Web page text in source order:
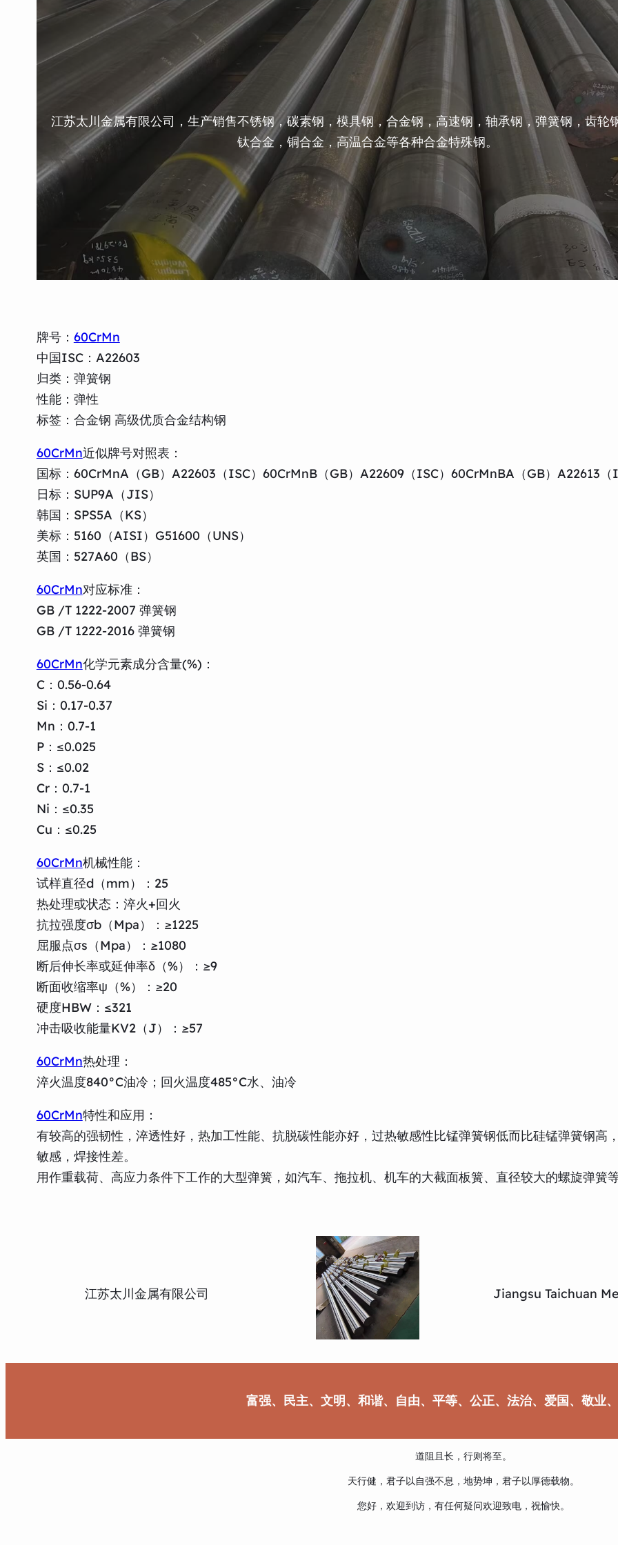
江苏太川金属有限公司，生产销售不锈钢，碳素钢，模具钢，合金钢，高速钢，轴承钢，弹簧钢，齿轮
钛合金，铜合金，高温合金等各种合金特殊钢。
牌号： 60CrMn
中国ISC：A22603
归类：弹簧钢
性能：弹性
标签：合金钢 高级优质合金结构钢
60CrMn近似牌号对照表：
国标：60CrMnA（GB）A22603（ISC）60CrMnB（GB）A22609（ISC）60CrMnBA（GB）A22613（
日标：SUP9A（JIS）
韩国：SPS5A（KS）
美标：5160（AISI）G51600（UNS）
英国：527A60（BS）
60CrMn对应标准：
GB /T 1222-2007 弹簧钢
GB /T 1222-2016 弹簧钢
60CrMn化学元素成分含量(%)：
C：0.56-0.64
Si：0.17-0.37
Mn：0.7-1
P：≤0.025
S：≤0.02
Cr：0.7-1
Ni：≤0.35
Cu：≤0.25
60CrMn机械性能：
试样直径d（mm）：25
热处理或状态：淬火+回火
抗拉强度σb（Mpa）：≥1225
屈服点σs（Mpa）：≥1080
断后伸长率或延伸率δ（%）：≥9
断面收缩率ψ（%）：≥20
硬度HBW：≤321
冲击吸收能量KV2（J）：≥57
60CrMn热处理：
淬火温度840°C油冷；回火温度485°C水、油冷
60CrMn特性和应用：
有较高的强韧性，淬透性好，热加工性能、抗脱碳性能亦好，过热敏感性比锰弹簧钢低而比硅锰弹簧钢高
敏感，焊接性差。
用作重载荷、高应力条件下工作的大型弹簧，如汽车、拖拉机、机车的大截面板簧、直径较大的螺旋弹簧
江苏太川金属有限公司 Jiangsu Taichuan
富强、民主、文明、和谐、自由、平等、公正、法治、爱国、敬业
道阻且长，行则将至。
天行健，君子以自强不息，地势坤，君子以厚德载物。
您好，欢迎到访，有任何疑问欢迎致电，祝愉快。